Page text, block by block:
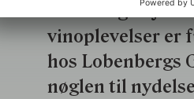
urokkelig vilje til
vinoplevelser er
hos Lobenbergs
nøglen til